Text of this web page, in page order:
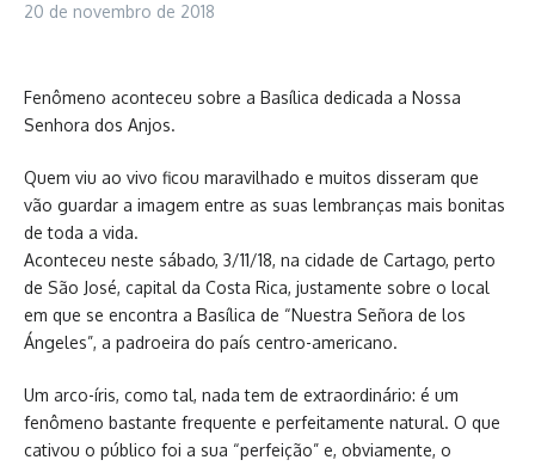
20 de novembro de 2018
Fenômeno aconteceu sobre a Basílica dedicada a Nossa
Senhora dos Anjos.
Quem viu ao vivo ficou maravilhado e muitos disseram que
vão guardar a imagem entre as suas lembranças mais bonitas
de toda a vida.
Aconteceu neste sábado, 3/11/18, na cidade de Cartago, perto
de São José, capital da Costa Rica, justamente sobre o local
em que se encontra a Basílica de “Nuestra Señora de los
Ángeles”, a padroeira do país centro-americano.
Um arco-íris, como tal, nada tem de extraordinário: é um
fenômeno bastante frequente e perfeitamente natural. O que
cativou o público foi a sua “perfeição” e, obviamente, o